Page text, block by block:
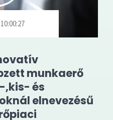
munkaerő
,kis- és
elnevezésű